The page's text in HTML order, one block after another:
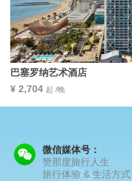
巴塞罗纳艺术酒店
¥ 2,704 起 /晚
微信媒体号：
赞那度旅行人生
旅行体验 & 生活方式